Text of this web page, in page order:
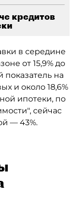
кредитов
в середине
от 15,9% до
на
и около 18,6%
ипотеки, по
сейчас
— 43%.